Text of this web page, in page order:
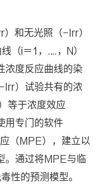
和无光照（-Irr）
（i＝1，….，N）
浓度反应曲线的染
Irr）试验共有的浓
等于浓度效应
用专门的软件
（MPE），建立以
。通过将MPE与临
性的预测模型。